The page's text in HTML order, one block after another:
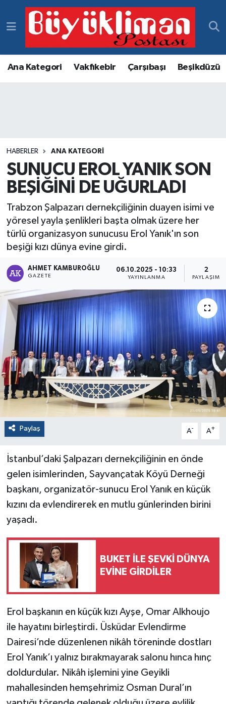
Ana Kategori Vakfıkebir Çarşıbaşı Beşikdüzü
HABERLER ANA KATEGORI
SUNUCU EROL YANIK SON
BEŞİĞİNİ DE UĞURLADI
Trabzon Şalpazarı dernekçiliğinin duayen isimi ve
yöresel yayla şenlikleri başta olmak üzere her
türlü organizasyon sunucusu Erol Yanık'ın son
beşiği kızı dünya evine girdi.
AHMET KAMBUROĞLU
GAZETE
06.10.2025 - 10:33
YAYINLANMA
2
PAYLAŞIM
Paylaş A- A+
İstanbul’daki Şalpazarı dernekçiliğinin en önde
gelen isimlerinden, Sayvançatak Köyü Derneği
başkanı, organizatör-sunucu Erol Yanık en küçük
kızını da evlendirerek en mutlu günlerinden birini
yaşadı.
BUKET İLE ŞEVKİ DÜNYA
EVİNE GİRDİLER
Erol başkanın en küçük kızı Ayşe, Omar Alkhoujo
ile hayatını birleştirdi. Üsküdar Evlendirme
Dairesi’nde düzenlenen nikâh töreninde dostları
Erol Yanık’ı yalnız bırakmayarak salonu hınca hınç
doldurdular. Nikâh işlemini yine Geyikli
mahallesinden hemşehrimiz Osman Dural’ın
Vakfıkebir Hava Durumu
Vakfıkebir Trafik Yoğunluk Haritası
Haber Arşivi